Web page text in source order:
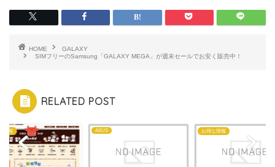
HOME
GALAXY
SIMフリーのSamsung「GALAXY MEGA」が週末セールでお安く販売中！
RELATED POST
情報 ASUS お得な情報